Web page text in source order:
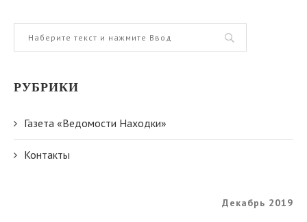
РУБРИКИ
Газета «Ведомости Находки»
Контакты
Декабрь 2019